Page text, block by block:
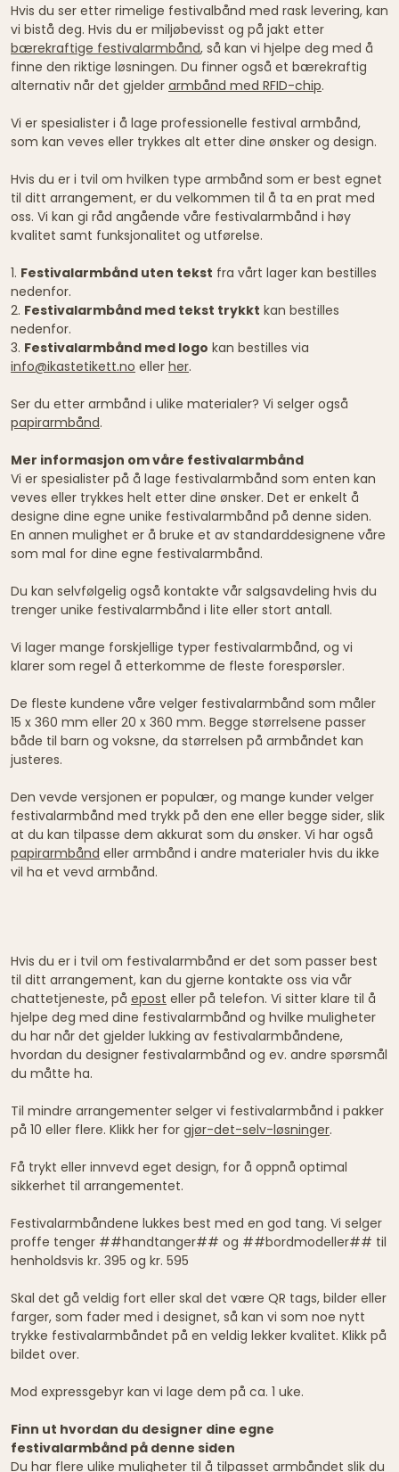
Hvis du ser etter rimelige festivalbånd med rask levering, kan
vi bistå deg. Hvis du er miljøbevisst og på jakt etter
bærekraftige festivalarmbånd, så kan vi hjelpe deg med å
finne den riktige løsningen. Du finner også et bærekraftig
alternativ når det gjelder armbånd med RFID-chip.
Vi er spesialister i å lage professionelle festival armbånd,
som kan veves eller trykkes alt etter dine ønsker og design.
Hvis du er i tvil om hvilken type armbånd som er best egnet
til ditt arrangement, er du velkommen til å ta en prat med
oss. Vi kan gi råd angående våre festivalarmbånd i høy
kvalitet samt funksjonalitet og utførelse.
1. Festivalarmbånd uten tekst fra vårt lager kan bestilles
nedenfor.
2. Festivalarmbånd med tekst trykkt kan bestilles
nedenfor.
3. Festivalarmbånd med logo kan bestilles via
info@ikastetikett.no eller her.
Ser du etter armbånd i ulike materialer? Vi selger også
papirarmbånd.
Mer informasjon om våre festivalarmbånd
Vi er spesialister på å lage festivalarmbånd som enten kan
veves eller trykkes helt etter dine ønsker. Det er enkelt å
designe dine egne unike festivalarmbånd på denne siden.
En annen mulighet er å bruke et av standarddesignene våre
som mal for dine egne festivalarmbånd.
Du kan selvfølgelig også kontakte vår salgsavdeling hvis du
trenger unike festivalarmbånd i lite eller stort antall.
Vi lager mange forskjellige typer festivalarmbånd, og vi
klarer som regel å etterkomme de fleste forespørsler.
De fleste kundene våre velger festivalarmbånd som måler
15 x 360 mm eller 20 x 360 mm. Begge størrelsene passer
både til barn og voksne, da størrelsen på armbåndet kan
justeres.
Den vevde versjonen er populær, og mange kunder velger
festivalarmbånd med trykk på den ene eller begge sider, slik
at du kan tilpasse dem akkurat som du ønsker. Vi har også
papirarmbånd eller armbånd i andre materialer hvis du ikke
vil ha et vevd armbånd.
Hvis du er i tvil om festivalarmbånd er det som passer best
til ditt arrangement, kan du gjerne kontakte oss via vår
chattetjeneste, på epost eller på telefon. Vi sitter klare til å
hjelpe deg med dine festivalarmbånd og hvilke muligheter
du har når det gjelder lukking av festivalarmbåndene,
hvordan du designer festivalarmbånd og ev. andre spørsmål
du måtte ha.
Til mindre arrangementer selger vi festivalarmbånd i pakker
på 10 eller flere. Klikk her for gjør-det-selv-løsninger.
Få trykt eller innvevd eget design, for å oppnå optimal
sikkerhet til arrangementet.
Festivalarmbåndene lukkes best med en god tang. Vi selger
proffe tenger ##handtanger## og ##bordmodeller## til
henholdsvis kr. 395 og kr. 595
Skal det gå veldig fort eller skal det være QR tags, bilder eller
farger, som fader med i designet, så kan vi som noe nytt
trykke festivalarmbåndet på en veldig lekker kvalitet. Klikk på
bildet over.
Mod expressgebyr kan vi lage dem på ca. 1 uke.
Finn ut hvordan du designer dine egne
festivalarmbånd på denne siden
Du har flere ulike muligheter til å tilpasset armbåndet slik du